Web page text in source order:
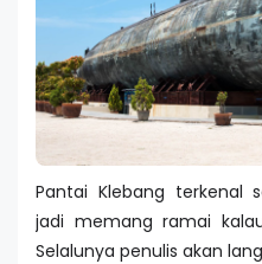
Pantai Klebang terkenal
jadi memang ramai
Selalunya penulis akan